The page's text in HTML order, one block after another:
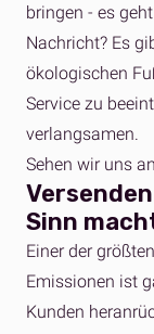
bringen - es
Nachricht? Es
ökologischen
Service zu
verlangsamen.
Sehen wir uns
Sinn
Einer der
Emissionen ist
Kunden